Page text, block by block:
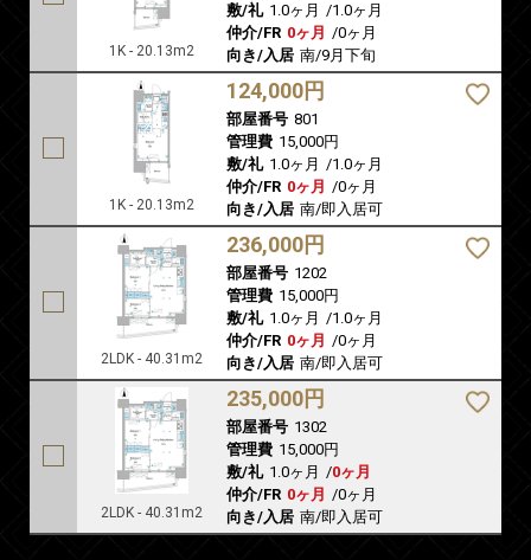
1K - 20.13m2
敷/礼 1.0ヶ月 /1.0ヶ月
仲介/FR 0ヶ月 /0ヶ月
向き/入居 南/9月下旬
1K - 20.13m2
124,000円
部屋番号 801
管理費 15,000円
敷/礼 1.0ヶ月 /1.0ヶ月
仲介/FR 0ヶ月 /0ヶ月
向き/入居 南/即入居可
2LDK - 40.31m2
236,000円
部屋番号 1202
管理費 15,000円
敷/礼 1.0ヶ月 /1.0ヶ月
仲介/FR 0ヶ月 /0ヶ月
向き/入居 南/即入居可
2LDK - 40.31m2
235,000円
部屋番号 1302
管理費 15,000円
敷/礼 1.0ヶ月 /0ヶ月
仲介/FR 0ヶ月 /0ヶ月
向き/入居 南/即入居可